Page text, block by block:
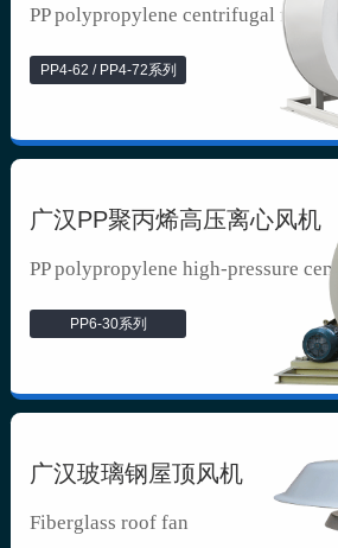
PP polypropylene centrifugal fan
PP4-62 / PP4-72系列
广汉PP聚丙烯高压离心风机
PP polypropylene high-pressure cen...
PP6-30系列
广汉玻璃钢屋顶风机
Fiberglass roof fan